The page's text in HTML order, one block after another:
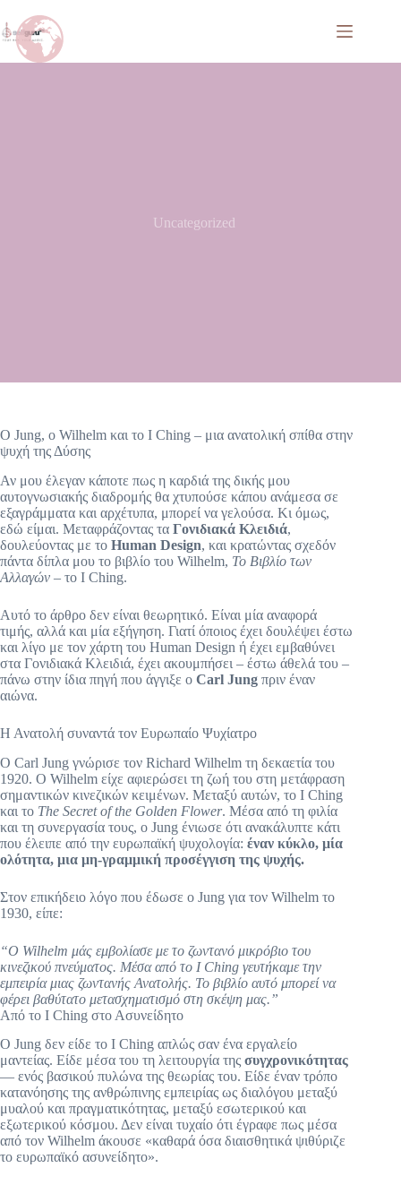
Uncategorized
Ο Jung, ο Wilhelm και το Ι Ching – μια ανατολική σπίθα στην
ψυχή της Δύσης
Αν μου έλεγαν κάποτε πως η καρδιά της δικής μου
αυτογνωσιακής διαδρομής θα χτυπούσε κάπου ανάμεσα σε
εξαγράμματα και αρχέτυπα, μπορεί να γελούσα. Κι όμως,
εδώ είμαι. Μεταφράζοντας τα Γονιδιακά Κλειδιά,
δουλεύοντας με το Human Design, και κρατώντας σχεδόν
πάντα δίπλα μου το βιβλίο του Wilhelm, Το Βιβλίο των
Αλλαγών – το Ι Ching.
Αυτό το άρθρο δεν είναι θεωρητικό. Είναι μία αναφορά
τιμής, αλλά και μία εξήγηση. Γιατί όποιος έχει δουλέψει έστω
και λίγο με τον χάρτη του Human Design ή έχει εμβαθύνει
στα Γονιδιακά Κλειδιά, έχει ακουμπήσει – έστω άθελά του –
πάνω στην ίδια πηγή που άγγιξε ο Carl Jung πριν έναν
αιώνα.
Η Ανατολή συναντά τον Ευρωπαίο Ψυχίατρο
Ο Carl Jung γνώρισε τον Richard Wilhelm τη δεκαετία του
1920. Ο Wilhelm είχε αφιερώσει τη ζωή του στη μετάφραση
σημαντικών κινεζικών κειμένων. Μεταξύ αυτών, το Ι Ching
και το The Secret of the Golden Flower. Μέσα από τη φιλία
και τη συνεργασία τους, ο Jung ένιωσε ότι ανακάλυπτε κάτι
που έλειπε από την ευρωπαϊκή ψυχολογία: έναν κύκλο, μία
ολότητα, μια μη-γραμμική προσέγγιση της ψυχής.
Στον επικήδειο λόγο που έδωσε ο Jung για τον Wilhelm το
1930, είπε:
“Ο Wilhelm μάς εμβολίασε με το ζωντανό μικρόβιο του
κινεζικού πνεύματος. Μέσα από το Ι Ching γευτήκαμε την
εμπειρία μιας ζωντανής Ανατολής. Το βιβλίο αυτό μπορεί να
φέρει βαθύτατο μετασχηματισμό στη σκέψη μας.”
Από το Ι Ching στο Ασυνείδητο
Ο Jung δεν είδε το Ι Ching απλώς σαν ένα εργαλείο
μαντείας. Είδε μέσα του τη λειτουργία της συγχρονικότητας
— ενός βασικού πυλώνα της θεωρίας του. Είδε έναν τρόπο
κατανόησης της ανθρώπινης εμπειρίας ως διαλόγου μεταξύ
μυαλού και πραγματικότητας, μεταξύ εσωτερικού και
εξωτερικού κόσμου. Δεν είναι τυχαίο ότι έγραφε πως μέσα
από τον Wilhelm άκουσε «καθαρά όσα διαισθητικά ψιθύριζε
το ευρωπαϊκό ασυνείδητο».